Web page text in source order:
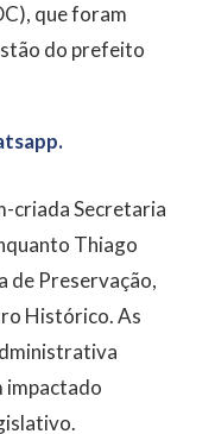
que foram
do prefeito
criada Secretaria
Thiago
de Preservação,
Histórico. As
impactado